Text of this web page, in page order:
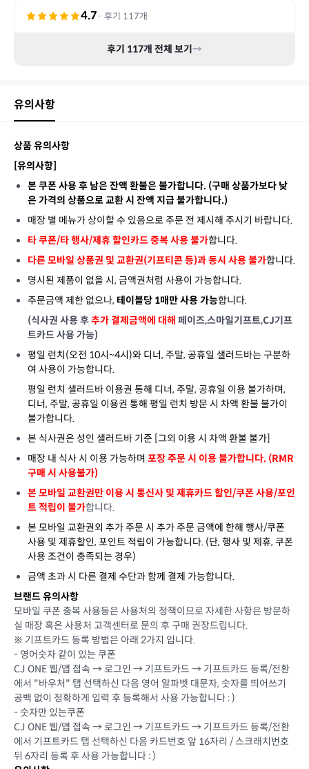
4.7· 후기 117개
후기 117개 전체 보기→
유의사항
상품 유의사항
[유의사항]
본 쿠폰 사용 후 남은 잔액 환불은 불가합니다. (구매 상품가보다 낮
은 가격의 상품으로 교환 시 잔액 지급 불가합니다.)
매장 별 메뉴가 상이할 수 있음으로 주문 전 제시해 주시기 바랍니다.
타 쿠폰/타 행사/제휴 할인카드 중복 사용 불가합니다.
다른모바일 상품권 및 교환권(기프티콘 등)과 동시 사용 불가합니다.
명시된 제품이 없을 시, 금액권처럼 사용이 가능합니다.
주문금액 제한 없으나, 테이블당 1매만 사용 가능합니다.
(식사권 사용 후추가 결제금액에 대해 페이즈,스마일기프트,CJ기프
트카드 사용 가능)
평일 런치(오전 10시~4시)와 디너, 주말, 공휴일 샐러드바는 구분하
여 사용이 가능합니다.
평일 런치 샐러드바 이용권 통해 디너, 주말, 공휴일 이용 불가하며,
디너, 주말, 공휴일 이용권 통해 평일 런치 방문 시 차액 환불 불가이
불가합니다.
본 식사권은 성인 샐러드바 기준 [그외 이용 시 차액 환불 불가]
매장 내 식사 시 이용 가능하며 포장 주문 시 이용 불가합니다. (RMR
구매 시 사용불가)
본 모바일 교환권만 이용 시 통신사 및 제휴카드 할인/쿠폰 사용/포인
트 적립이 불가합니다.
본 모바일 교환권외 추가 주문 시 추가 주문 금액에 한해 행사/쿠폰
사용 및 제휴할인, 포인트 적립이 가능합니다. (단, 행사 및 제휴, 쿠폰
사용 조건이 충족되는 경우)
금액 초과 시 다른 결제 수단과 함께 결제 가능합니다.
브랜드 유의사항
모바일 쿠폰 중복 사용등은 사용처의 정책이므로 자세한 사항은 방문하
실 매장 혹은 사용처 고객센터로 문의 후 구매 권장드립니다.
※ 기프트카드 등록 방법은 아래 2가지 입니다.
- 영어숫자 같이 있는 쿠폰
CJ ONE 웹/앱 접속 → 로그인 → 기프트카드 → 기프트카드 등록/전환
에서 "바우처" 탭 선택하신 다음 영어 알파벳 대문자, 숫자를 띄어쓰기
공백 없이 정확하게 입력 후 등록해서 사용 가능합니다 : )
- 숫자만 있는쿠폰
CJ ONE 웹/앱 접속 → 로그인 → 기프트카드 → 기프트카드 등록/전환
에서 기프트카드 탭 선택하신 다음 카드번호 앞 16자리 / 스크래치번호
뒤 6자리 등록 후 사용 가능합니다 : )